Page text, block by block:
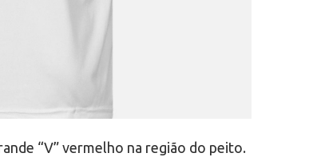
“V” vermelho na região do peito.